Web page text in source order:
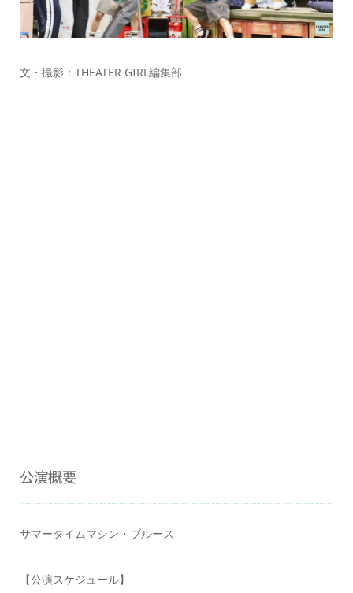
文・撮影：THEATER GIRL編集部
公演概要
サマータイムマシン・ブルース
【公演スケジュール】